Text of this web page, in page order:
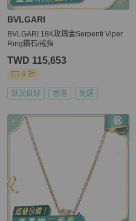
BVLGARI
BVLGARI 18K玫瑰金Serpenti Viper
Ring鑽石/戒指
TWD 115,653
9 折
狀況良好 香港 免運